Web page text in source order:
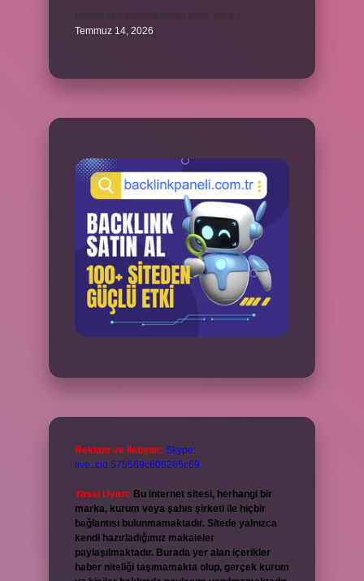
Temmuz 14, 2026
Reklam ve İletişim: Skype:
live:.cid.575569c608265c69
Yasal Uyarı: Bu internet sitesi, herhangi bir
marka, kurum veya şahıs şirketi ile hiçbir
bağlantısı bulunmamaktadır. Sitede yalnızca
kendi hazırladığımız makaleler
paylaşılmaktadır. Burada yer alan içerikler
haber niteliği taşımamakta olup, gerçek kurum